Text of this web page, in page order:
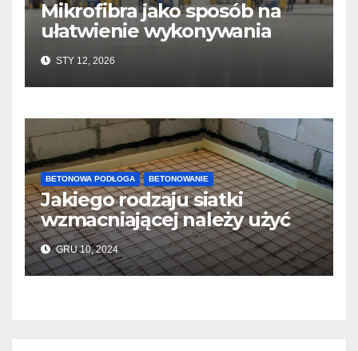
Mikrofibra jako sposób na
ułatwienie wykonywania
posadzek betonowych i
konstrukcji
STY 12, 2026
BETONOWA PODŁOGA BETONOWANIE
Jakiego rodzaju siatki
wzmacniającej należy użyć
do wylewek podłogowych?
GRU 10, 2024